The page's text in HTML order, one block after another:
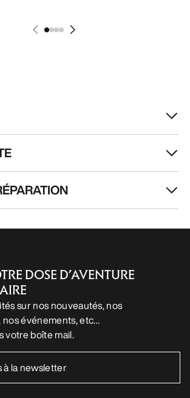
DOSE D’AVENTURE
sur nos nouveautés, nos
nos événements, etc…
votre boîte mail.